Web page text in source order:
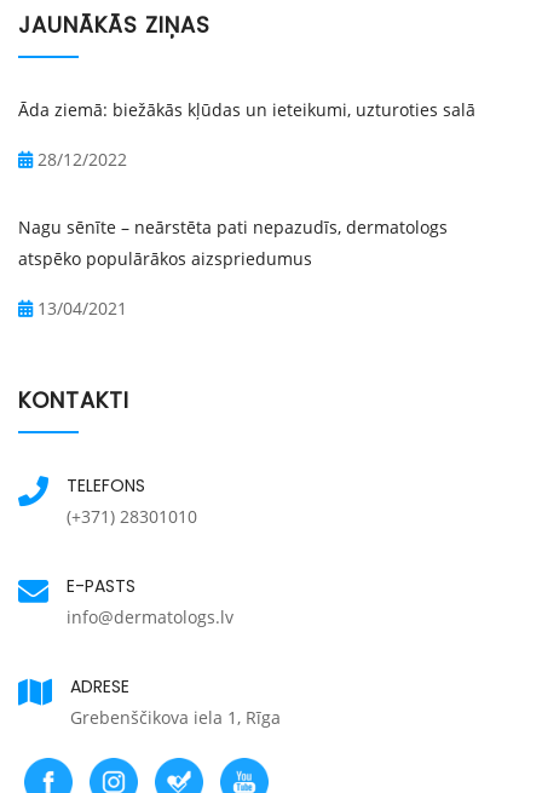
JAUNĀKĀS ZIŅAS
Āda ziemā: biežākās kļūdas un ieteikumi, uzturoties salā
28/12/2022
Nagu sēnīte – neārstēta pati nepazudīs, dermatologs
atspēko populārākos aizspriedumus
13/04/2021
KONTAKTI
TELEFONS
(+371) 28301010
E-PASTS
info@dermatologs.lv
ADRESE
Grebenščikova iela 1, Rīga